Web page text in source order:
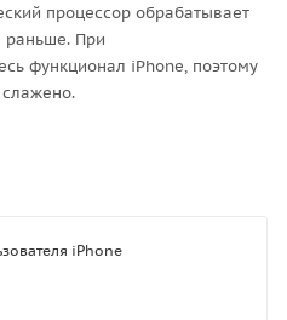
процессор обрабатывает
раньше. При
функционал iPhone, поэтому
слажено.
iPhone